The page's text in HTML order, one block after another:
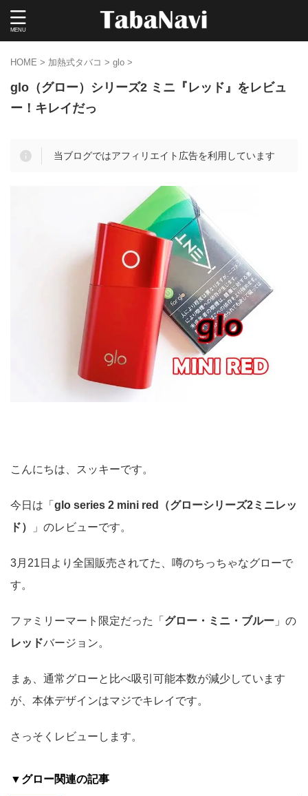
HOME > 加熱式タバコ > glo >
glo（グロー）シリーズ2 ミニ『レッド』をレビュ
ー！キレイだっ
当ブログではアフィリエイト広告を利用しています
こんにちは、スッキーです。
今日は「 glo series 2 mini red（グローシリーズ2ミニレッ
ド）
」のレビューです。
3月21日より全国販売されてた、噂のちっちゃなグローで
す。
ファミリーマート限定だった「 グロー・ミニ・ブルー 」の
レッドバージョン。
まぁ、通常グローと比べ吸引可能本数が減少しています
が、本体デザインはマジでキレイです。
さっそくレビューします。
▼グロー関連の記事